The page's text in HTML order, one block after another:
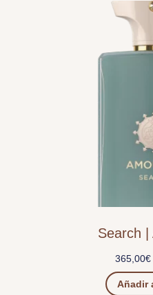
Search |
365,00€
Añadir